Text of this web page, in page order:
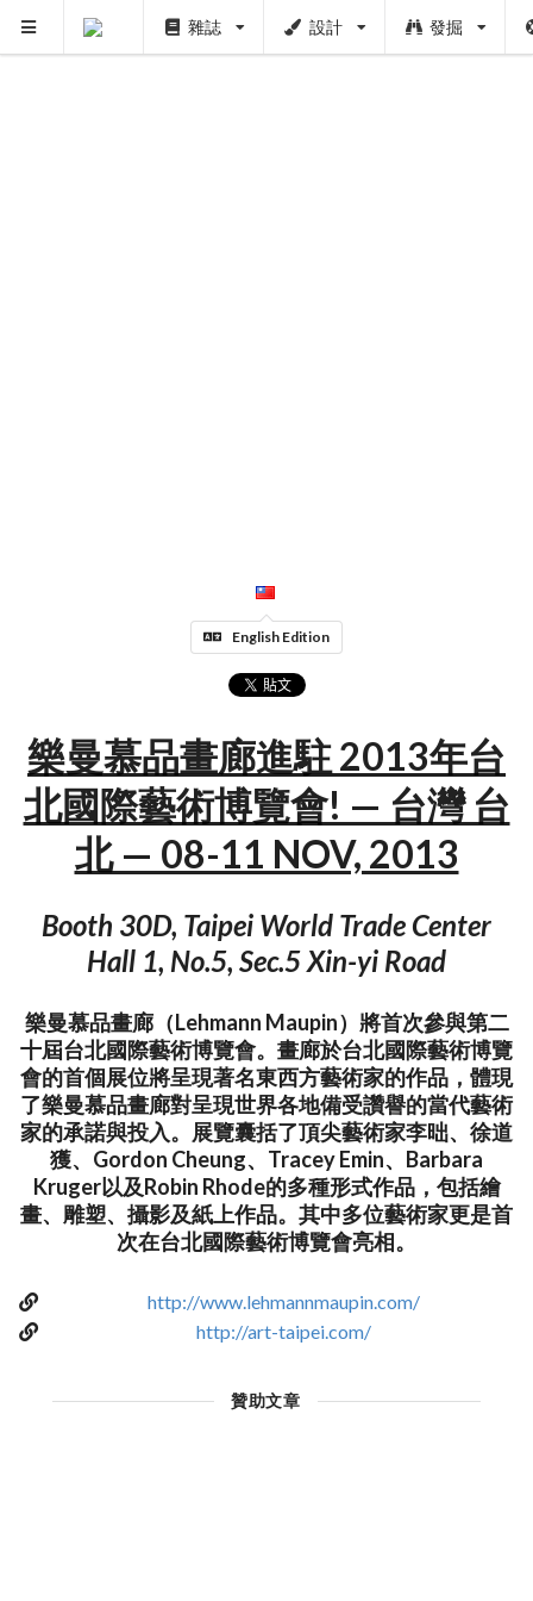
雜誌 設計 發掘
English Edition
樂曼慕品畫廊進駐 2013年台
北國際藝術博覽會! — 台灣 台
北 — 08-11 NOV, 2013
Booth 30D, Taipei World Trade Center
Hall 1, No.5, Sec.5 Xin-yi Road
樂曼慕品畫廊（Lehmann Maupin）將首次參與第二
十屆台北國際藝術博覽會。畫廊於台北國際藝術博覽
會的首個展位將呈現著名東西方藝術家的作品，體現
了樂曼慕品畫廊對呈現世界各地備受讚譽的當代藝術
家的承諾與投入。展覽囊括了頂尖藝術家李昢、徐道
獲、Gordon Cheung、Tracey Emin、Barbara
Kruger以及Robin Rhode的多種形式作品，包括繪
畫、雕塑、攝影及紙上作品。其中多位藝術家更是首
次在台北國際藝術博覽會亮相。
http://www.lehmannmaupin.com/
http://art-taipei.com/
贊助文章